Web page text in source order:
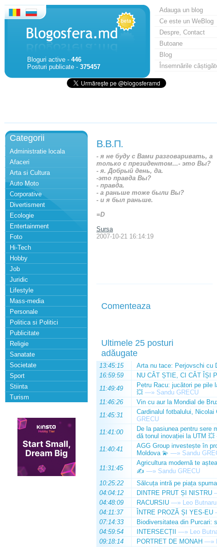
Bloguri active - 446
Posturi publicate - 375457
Adauga un blog
Ce este un WeBlog
Despre, Contact
Butoane
Blog
Însemnările
Categorii
Administratie locala
Afaceri
Arta si Cultura
Auto Moto
Corporative
Divertisment
Ecologie
Entertainment
Foto
Hi-Tech
Hobby
Job
Juridic
Lifestyle
Mass-media
Personale
Politica si Politici
Publicitate
Religie
Sanatate
Societate
Sport
Stiinta
Turism
В.В.П.
- я не буду с Вами разговаривать, а
только с президентом...- это Вы?
- я. Добрый день, да.
-это правда Вы?
- правда.
- а раньше тоже были Вы?
- и я был раньше.
=D
Sursa
2007-10-21 16:14:19
Comenteaza
Ultimele 25 posturi
adăugate
13:45:15
Arta nu tace: Perjovschi cu
16:59:59
NU CÂT ȘTIE, CI CÂT ÎȘI
11:49:49
Petru Racu: jucători pe pile
💥 —» Sandu GRECU
11:46:26
Vin cu aur la Mondial de
11:45:31
Cardinalul fotbalului,
GRECU
11:41:00
De la pasiunea pentru sere
dă tonul inovației la UTM 💥
11:40:41
AGG Group investește în
Moldova 💫 —» Sandu
11:31:45
Agricultura modernă te
✍️ —» Sandu GRECU
10:25:22
Sălcuța intră pe piața
04:04:12
DINTRE PRUT ȘI NISTRU
04:48:09
RACURSIU —» Leo Butnaru
04:11:37
ÎNTRE PROZĂ ȘI YES-EU
07:14:33
Biodiversitatea din Purcari:
04:59:54
INTERSECȚII —» Leo
09:18:14
PORTRET DE MONAH —»